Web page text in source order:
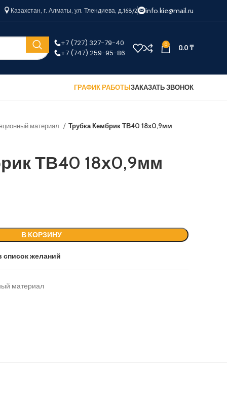
Казахстан, г. Алматы, ул. Тлендиева, д.168/2 info.kie@mail.ru
+7 (727) 327-79-40
+7 (747) 259-95-86
0 0.0₸
ГРАФИК РАБОТЫЗАКАЗАТЬ ЗВОНОК
материал Трубка Кембрик ТВ40 18х0,9мм
ТВ40 18х0,9мм
В КОРЗИНУ
список желаний
материал